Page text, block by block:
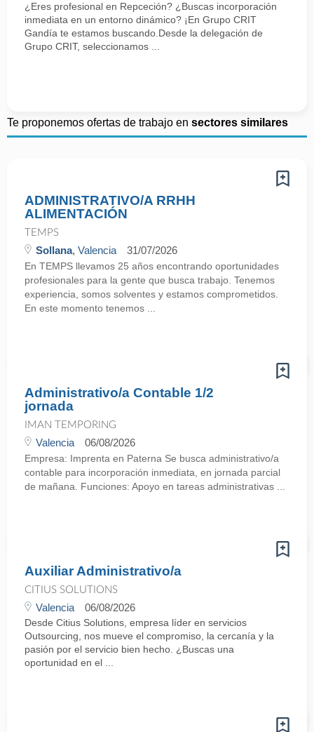
¿Eres profesional en Repceción? ¿Buscas incorporación
inmediata en un entorno dinámico? ¡En Grupo CRIT
Gandía te estamos buscando.Desde la delegación de
Grupo CRIT, seleccionamos ...
Te proponemos ofertas de trabajo en sectores similares
ADMINISTRATIVO/A RRHH
ALIMENTACIÓN
TEMPS
Sollana, Valencia 31/07/2026
En TEMPS llevamos 25 años encontrando oportunidades
profesionales para la gente que busca trabajo. Tenemos
experiencia, somos solventes y estamos comprometidos.
En este momento tenemos ...
Administrativo/a Contable 1/2
jornada
IMAN TEMPORING
Valencia 06/08/2026
Empresa: Imprenta en Paterna Se busca administrativo/a
contable para incorporación inmediata, en jornada parcial
de mañana. Funciones: Apoyo en tareas administrativas ...
Auxiliar Administrativo/a
CITIUS SOLUTIONS
Valencia 06/08/2026
Desde Citius Solutions, empresa líder en servicios
Outsourcing, nos mueve el compromiso, la cercanía y la
pasión por el servicio bien hecho. ¿Buscas una
oportunidad en el ...